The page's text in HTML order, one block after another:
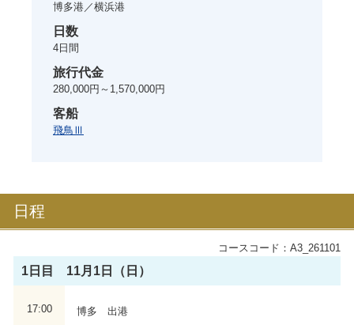
博多港／横浜港
日数
4 日間
旅行代金
280,000円～1,570,000円
客船
飛鳥Ⅲ
日程
コースコード：A3_261101
1日目 11月1日（日）
17:00 博多 出港